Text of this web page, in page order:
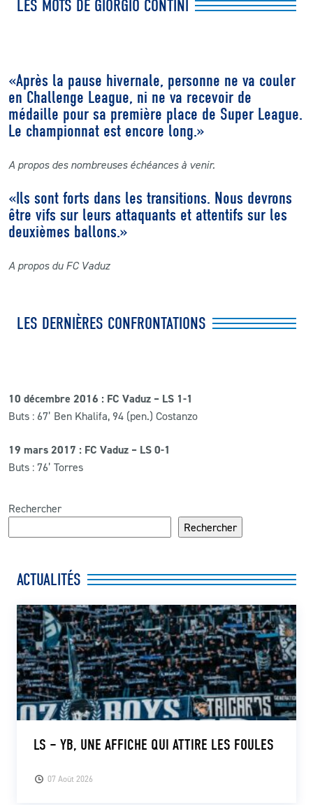
LES MOTS DE GIORGIO CONTINI
«Après la pause hivernale, personne ne va couler
en Challenge League, ni ne va recevoir de
médaille pour sa première place de Super League.
Le championnat est encore long.»
A propos des nombreuses échéances à venir.
«Ils sont forts dans les transitions. Nous devrons
être vifs sur leurs attaquants et attentifs sur les
deuxièmes ballons.»
A propos du FC Vaduz
LES DERNIÈRES CONFRONTATIONS
10 décembre 2016 : FC Vaduz – LS 1-1
Buts : 67’ Ben Khalifa, 94 (pen.) Costanzo
19 mars 2017 : FC Vaduz – LS 0-1
Buts : 76’ Torres
Rechercher
Rechercher
ACTUALITÉS
07 Août 2026
LS – YB, UNE AFFICHE QUI ATTIRE LES FOULES